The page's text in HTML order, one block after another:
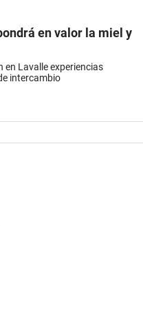
en valor la miel y
en Lavalle experiencias
intercambio